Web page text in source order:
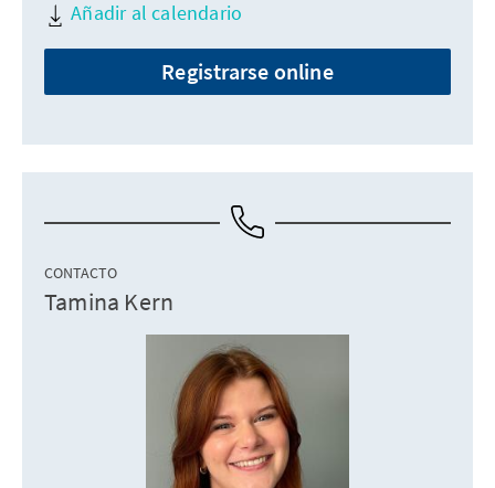
Añadir al calendario
Registrarse online
CONTACTO
Tamina Kern